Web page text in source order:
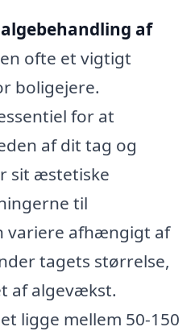
algebehandling af
ofte et vigtigt
boligejere.
for at
af dit tag og
sit æstetiske
til
variere afhængigt af
tagets størrelse,
af algevækst.
ligge mellem 50-150